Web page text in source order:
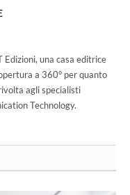
una casa editrice
a 360° per quanto
agli specialisti
Technology.